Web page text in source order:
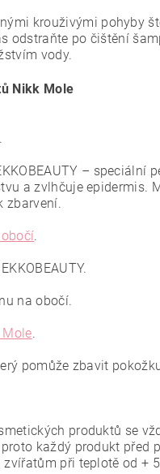
krouživými pohyby
odstraňte po čištění
vody.
Nikk Mole
– speciální
a zvlhčuje epidermis.
zbarvení.
.
na obočí.
.
pomůže zbavit
produktů se
každý produkt před
při teplotě od +